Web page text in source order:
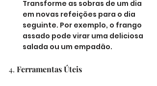
Transforme as sobras de um dia
em novas refeições para o dia
seguinte. Por exemplo, o frango
assado pode virar uma deliciosa
salada ou um empadão.
4. Ferramentas Úteis